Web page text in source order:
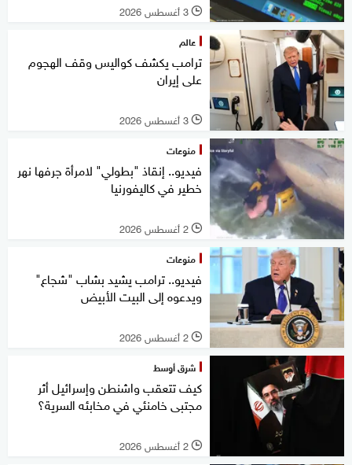
l 3 أغسطس 2026
عالم
ترامب يكشف كواليس وقف الهجوم
على إيران
l 3 أغسطس 2026
منوعات
فيديو.. إنقاذ "بطولي" لامرأة جرفها نهر
خطير في كاليفورنيا
l 2 أغسطس 2026
منوعات
فيديو.. ترامب يشيد بشاب "شجاع"
ويدعوه إلى البيت الأبيض
l 2 أغسطس 2026
شرق أوسط
كيف تتعقب واشنطن وإسرائيل أثر
مجتبى خامنئي في مخابئه السرية؟
l 2 أغسطس 2026